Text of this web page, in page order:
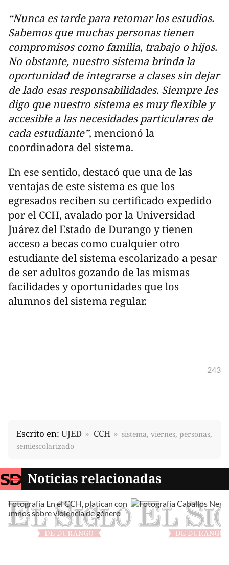
“Nunca es tarde para retomar los estudios.
Sabemos que muchas personas tienen
compromisos como familia, trabajo o hijos.
No obstante, nuestro sistema brinda la
oportunidad de integrarse a clases sin dejar
de lado esas responsabilidades. Siempre les
digo que nuestro sistema es muy flexible y
accesible a las necesidades particulares de
cada estudiante”, mencionó la
coordinadora del sistema.
En ese sentido, destacó que una de las
ventajas de este sistema es que los
egresados reciben su certificado expedido
por el CCH, avalado por la Universidad
Juárez del Estado de Durango y tienen
acceso a becas como cualquier otro
estudiante del sistema escolarizado a pesar
de ser adultos gozando de las mismas
facilidades y oportunidades que los
alumnos del sistema regular.
243
Escrito en: UJED CCH
sistema, viernes, personas,
semiescolarizado
Noticias relacionadas